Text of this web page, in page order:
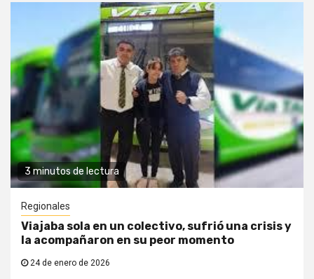
3 minutos de lectura
Regionales
Viajaba sola en un colectivo, sufrió una crisis y
la acompañaron en su peor momento
24 de enero de 2026